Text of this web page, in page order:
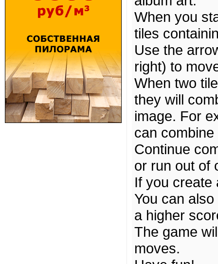
When you
tiles
Use the
right) to
When two
they will
image. For
can
Continue
or run out of
If you
You can
a higher
The game
moves.